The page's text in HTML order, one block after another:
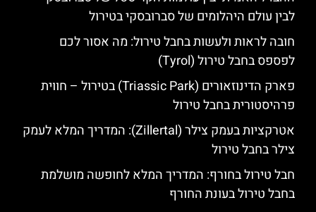
לבין עולם היהלומים של סברובסקי בטירול
חובה לראות ולעשות בחבל טירול: מה אסור לכם
לפספס בחבל טירול (Tyrol)
פארק הדינוזאורים (Triassic Park) בטירול – חווית
פרהיסטורית בחבל טירול
אטרקציות בעמק צילר (Zillertal): המדריך המלא לעמק
צילר בחבל טירול
חבל טירול בחורף: המדריך המלא לחופשה מושלמת
בחבל טירול בעונת החורף